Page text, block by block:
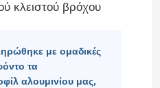
κλειστού βρόχου
με ομαδικές
τα
αλουμινίου μας,